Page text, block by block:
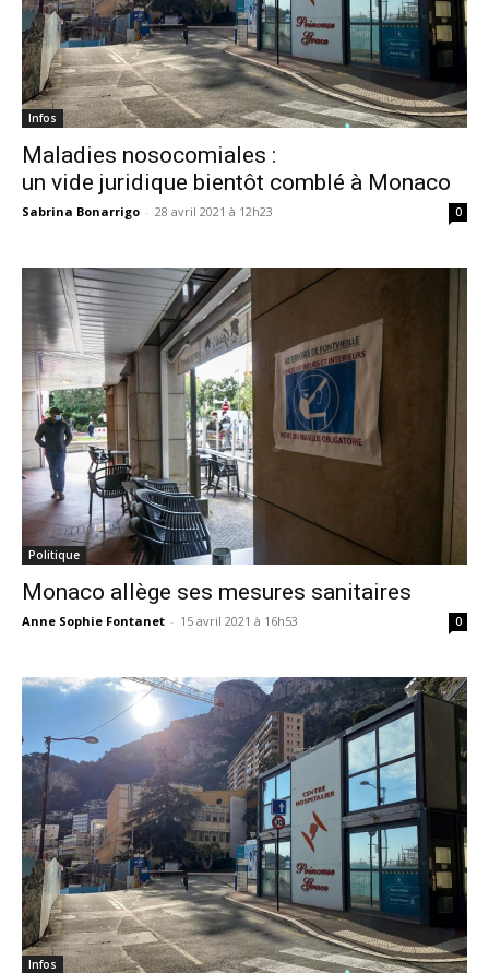
Infos
Maladies nosocomiales :
un vide juridique bientôt comblé à Monaco
Sabrina Bonarrigo - 28 avril 2021 à 12h23 0
Politique
Monaco allège ses mesures sanitaires
Anne Sophie Fontanet - 15 avril 2021 à 16h53 0
Infos